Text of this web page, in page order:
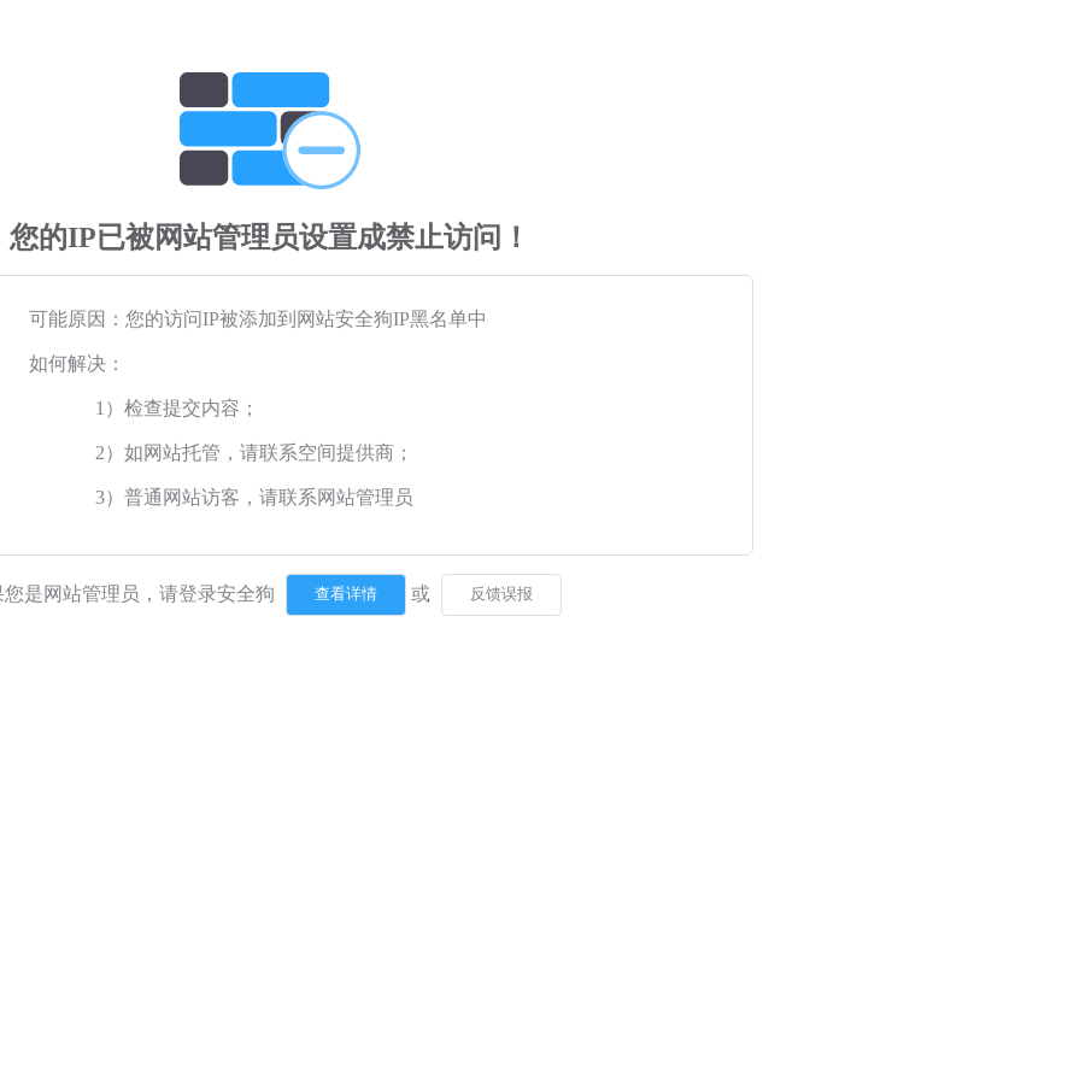
您的IP已被网站管理员设置成禁止访问！
可能原因：您的访问IP被添加到网站安全狗IP黑名单中
如何解决：
1）检查提交内容；
2）如网站托管，请联系空间提供商；
3）普通网站访客，请联系网站管理员
您是网站管理员，请登录安全狗 或